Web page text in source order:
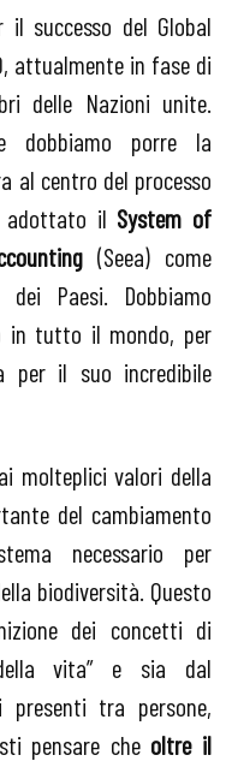
successo del Global
attualmente in fase di
delle Nazioni unite.
dobbiamo porre la
al centro del processo
adottato il System of
(Seea) come
Paesi. Dobbiamo
in tutto il mondo, per
per il suo incredibile
molteplici valori della
del cambiamento
necessario per
biodiversità. Questo
dei concetti di
vita” e sia dal
presenti tra persone,
pensare che oltre il